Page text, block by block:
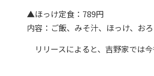
▲ほっけ定食：789円
内容：ご飯、みそ汁、ほっけ、お
リリースによると、吉野家では